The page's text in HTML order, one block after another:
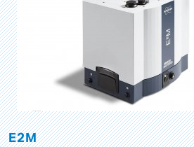
E2M